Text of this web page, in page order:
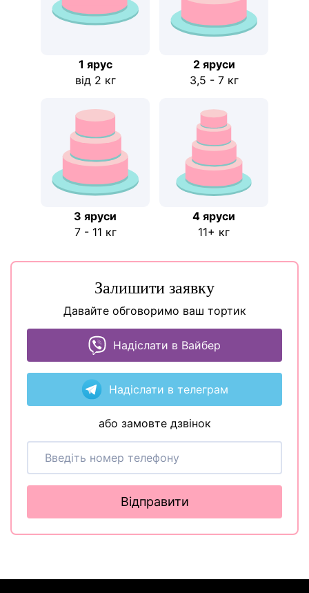
1 ярус
від 2 кг
2 яруси
3,5 - 7 кг
3 яруси
7 - 11 кг
4 яруси
11+ кг
Залишити заявку
Давайте обговоримо ваш тортик
Надіслати в Вайбер
Надіслати в телеграм
або замовте дзвінок
Відправити